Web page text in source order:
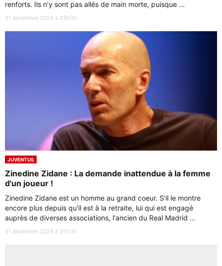
renforts. Ils n’y sont pas allés de main morte, puisque ...
31 décembre 2026 à 23h00
JUVENTUS
Zinedine Zidane : La demande inattendue à la femme
d'un joueur !
Zinedine Zidane est un homme au grand coeur. S'il le montre
encore plus depuis qu'il est à la retraite, lui qui est engagé
auprès de diverses associations, l'ancien du Real Madrid ...
31 décembre 2026 à 05h30